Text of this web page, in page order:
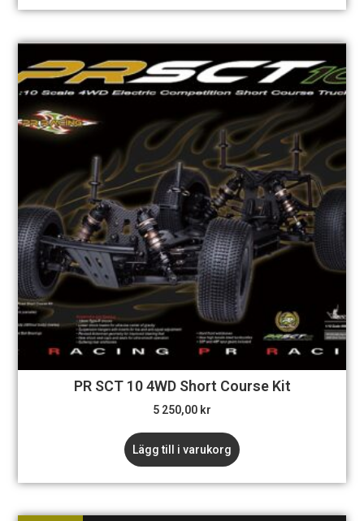
PR SCT 10 4WD Short Course Kit
5 250,00 kr
Lägg till i varukorg